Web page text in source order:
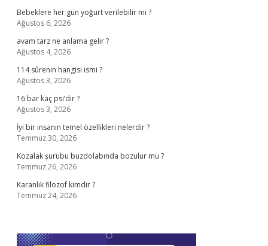
Bebeklere her gün yoğurt verilebilir mi ?
Ağustos 6, 2026
avam tarz ne anlama gelir ?
Ağustos 4, 2026
114 sûrenin hangisi ismi ?
Ağustos 3, 2026
16 bar kaç psi’dir ?
Ağustos 3, 2026
İyi bir insanın temel özellikleri nelerdir ?
Temmuz 30, 2026
Kozalak şurubu buzdolabında bozulur mu ?
Temmuz 26, 2026
Karanlık filozof kimdir ?
Temmuz 24, 2026